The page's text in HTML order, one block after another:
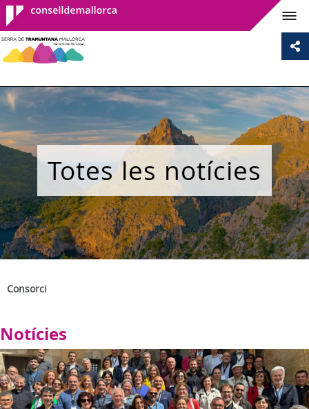
Consell de
Mallorca
Totes les notícies
Consorci
Notícies